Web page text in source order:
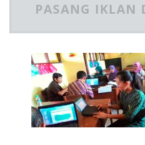
PASANG IKLAN